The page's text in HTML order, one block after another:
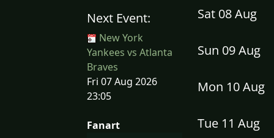
Next Event:
New York
Yankees vs Atlanta
Braves
Fri 07 Aug 2026
23:05
Fanart
Sat 08 Aug
Sun 09 Aug
Mon 10 Aug
Tue 11 Aug